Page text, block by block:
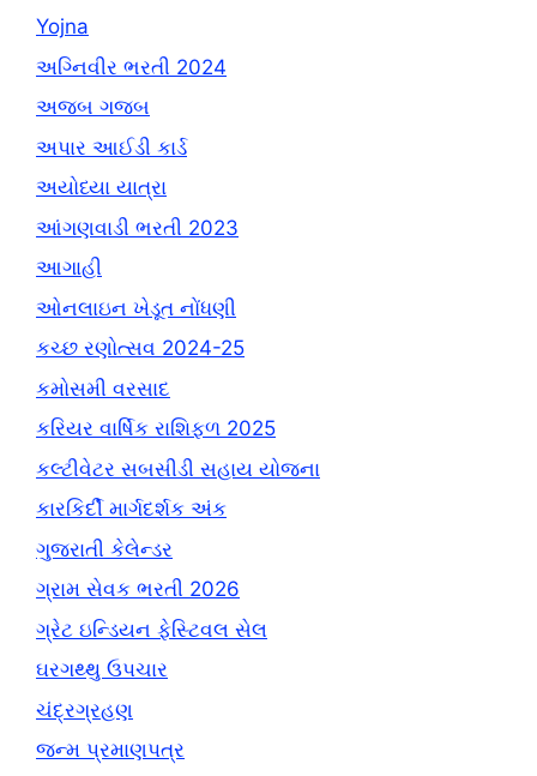
Yojna
અગ્નિવીર ભરતી 2024
અજબ ગજબ
અપાર આઈડી કાર્ડ
અયોધ્યા યાત્રા
આંગણવાડી ભરતી 2023
આગાહી
ઓનલાઇન ખેડૂત નોંધણી
કચ્છ રણોત્સવ 2024-25
કમોસમી વરસાદ
કરિયર વાર્ષિક રાશિફળ 2025
કલ્ટીવેટર સબસીડી સહાય યોજના
કારકિર્દી માર્ગદર્શક અંક
ગુજરાતી કેલેન્ડર
ગ્રામ સેવક ભરતી 2026
ગ્રેટ ઇન્ડિયન ફેસ્ટિવલ સેલ
ઘરગથ્થુ ઉપચાર
ચંદ્રગ્રહણ
જન્મ પ્રમાણપત્ર